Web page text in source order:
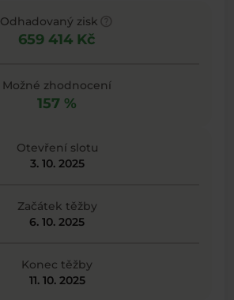
Odhadovaný zisk
659 414 Kč
Možné zhodnocení
157 %
Otevření slotu
3. 10. 2025
Začátek těžby
6. 10. 2025
Konec těžby
11. 10. 2025